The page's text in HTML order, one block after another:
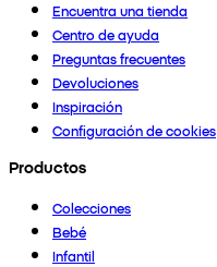
Encuentra una tienda
Centro de ayuda
Preguntas frecuentes
Devoluciones
Inspiración
Configuración de cookies
Productos
Colecciones
Bebé
Infantil